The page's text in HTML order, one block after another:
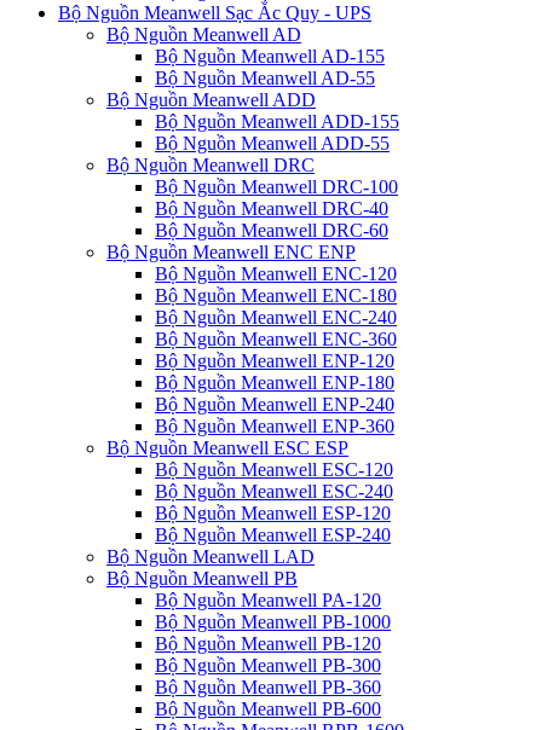
Bộ Nguồn Meanwell Sạc Ắc Quy - UPS
Bộ Nguồn Meanwell AD
Bộ Nguồn Meanwell AD-155
Bộ Nguồn Meanwell AD-55
Bộ Nguồn Meanwell ADD
Bộ Nguồn Meanwell ADD-155
Bộ Nguồn Meanwell ADD-55
Bộ Nguồn Meanwell DRC
Bộ Nguồn Meanwell DRC-100
Bộ Nguồn Meanwell DRC-40
Bộ Nguồn Meanwell DRC-60
Bộ Nguồn Meanwell ENC ENP
Bộ Nguồn Meanwell ENC-120
Bộ Nguồn Meanwell ENC-180
Bộ Nguồn Meanwell ENC-240
Bộ Nguồn Meanwell ENC-360
Bộ Nguồn Meanwell ENP-120
Bộ Nguồn Meanwell ENP-180
Bộ Nguồn Meanwell ENP-240
Bộ Nguồn Meanwell ENP-360
Bộ Nguồn Meanwell ESC ESP
Bộ Nguồn Meanwell ESC-120
Bộ Nguồn Meanwell ESC-240
Bộ Nguồn Meanwell ESP-120
Bộ Nguồn Meanwell ESP-240
Bộ Nguồn Meanwell LAD
Bộ Nguồn Meanwell PB
Bộ Nguồn Meanwell PA-120
Bộ Nguồn Meanwell PB-1000
Bộ Nguồn Meanwell PB-120
Bộ Nguồn Meanwell PB-300
Bộ Nguồn Meanwell PB-360
Bộ Nguồn Meanwell PB-600